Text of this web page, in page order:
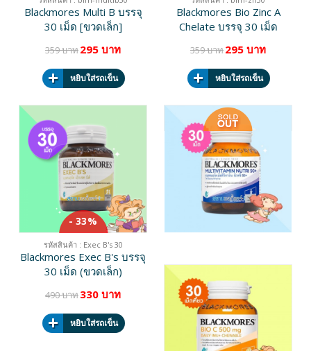
Blackmores Multi B บรรจุ
30 เม็ด [ขวดเล็ก]
359 บาท295 บาท
หยิบใส่รถเข็น
Blackmores Bio Zinc A
Chelate บรรจุ 30 เม็ด
359 บาท295 บาท
หยิบใส่รถเข็น
- 33%
รหัสสินค้า : Exec B's 30
Blackmores Exec B's บรรจุ
30 เม็ด (ขวดเล็ก)
490 บาท330 บาท
หยิบใส่รถเข็น
รหัสสินค้า : Bl-Multi30
Blackmores Multivitamin
Nutri 50+ บรรจุ 30 เม็ด
490 บาท425 บาท
สินค้าหมด